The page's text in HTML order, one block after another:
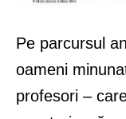
Pe parcursul
oameni
profesori –